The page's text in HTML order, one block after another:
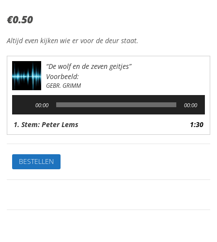
€0.50
Altijd even kijken wie er voor de deur staat.
“De wolf en de zeven geitjes”
Voorbeeld:
GEBR. GRIMM
00:00 00:00
1. Stem: Peter Lems 1:30
De
wolfen
de
Gebr.
BESTELLEN